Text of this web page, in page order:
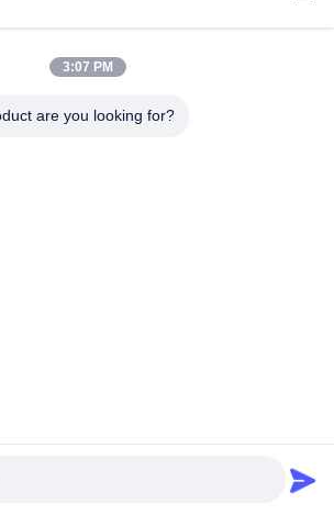
Xingchao Agriculture Machinery Co., Ltd.
3:07 PM
are you looking for?